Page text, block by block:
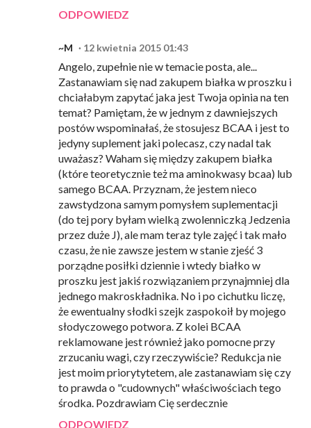
ODPOWIEDZ
~M 12 kwietnia 2015 01:43
Angelo, zupełnie nie w temacie posta, ale...
Zastanawiam się nad zakupem białka w proszku i
chciałabym zapytać jaka jest Twoja opinia na ten
temat? Pamiętam, że w jednym z dawniejszych
postów wspominałaś, że stosujesz BCAA i jest to
jedyny suplement jaki polecasz, czy nadal tak
uważasz? Waham się między zakupem białka
(które teoretycznie też ma aminokwasy bcaa) lub
samego BCAA. Przyznam, że jestem nieco
zawstydzona samym pomysłem suplementacji
(do tej pory byłam wielką zwolenniczką Jedzenia
przez duże J), ale mam teraz tyle zajęć i tak mało
czasu, że nie zawsze jestem w stanie zjeść 3
porządne posiłki dziennie i wtedy białko w
proszku jest jakiś rozwiązaniem przynajmniej dla
jednego makroskładnika. No i po cichutku liczę,
że ewentualny słodki szejk zaspokoił by mojego
słodyczowego potwora. Z kolei BCAA
reklamowane jest również jako pomocne przy
zrzucaniu wagi, czy rzeczywiście? Redukcja nie
jest moim priorytytetem, ale zastanawiam się czy
to prawda o "cudownych" właściwościach tego
środka. Pozdrawiam Cię serdecznie
ODPOWIEDZ